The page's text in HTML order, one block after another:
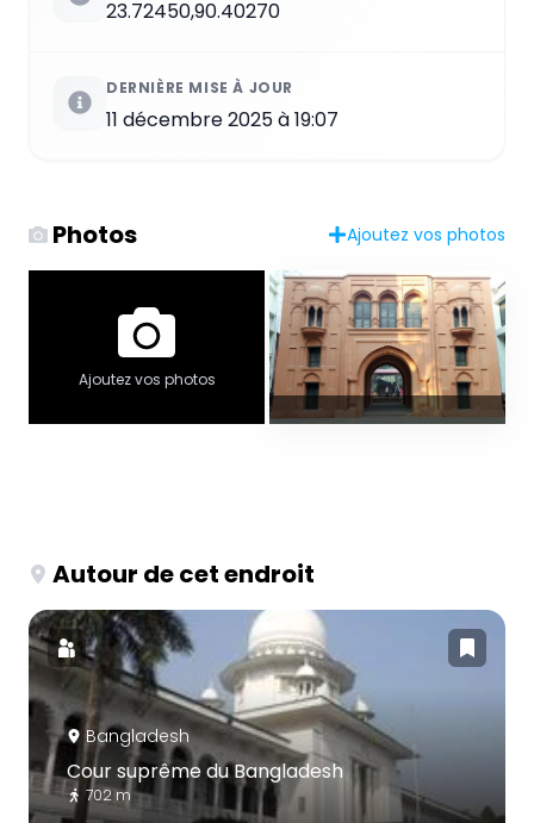
23.72450,90.40270
DERNIÈRE MISE À JOUR
11 décembre 2025 à 19:07
Photos Ajoutez vos photos
Ajoutez vos photos
Autour de cet endroit
Bangladesh
Cour suprême du Bangladesh
702 m